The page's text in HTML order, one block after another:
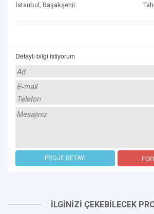
İstanbul, Başakşehir
Detaylı bilgi istiyorum
PROJE DETAYI
İLGİNİZİ ÇEKEBİLECEK